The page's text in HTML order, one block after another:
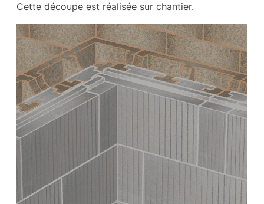
Cette découpe est réalisée sur chantier.